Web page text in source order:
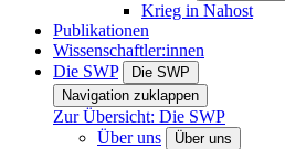
Krieg in Nahost
Publikationen
Wissenschaftler:innen
Die SWP
Die SWP
Navigation zuklappen
Zur Übersicht: Die SWP
Über uns
Über uns